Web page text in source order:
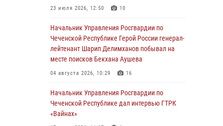
«Герои СВО» на ЧГТРК «Грозный»
В ДНР росгвардейцы уничтожили около 80
вражеских беспилотников самолётного типа
безопасность конно-спортивных
соревнований
23 июля 2026, 12:50 10
Начальник Управления Росгвардии по
Чеченской Республике Герой России генерал-
лейтенант Шарип Делимханов побывал на
месте поисков Бекхана Аушева
04 августа 2026, 10:29 16
Начальник Управления Росгвардии по
Чеченской Республике дал интервью ГТРК
«Вайнах»